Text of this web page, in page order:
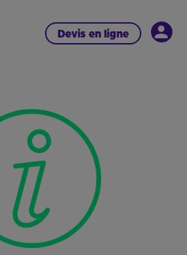
Devis en ligne